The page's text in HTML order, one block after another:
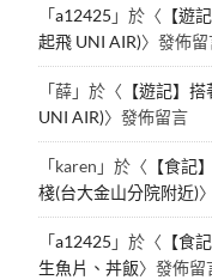
「a12425 」於〈 【遊
起飛 UNI AIR)〉發佈留
「薛」於〈 【遊記】
UNI AIR)〉發佈留言
「karen 」於〈 【食記
棧(台大金山分院附近)
「a12425 」於〈 【食
生魚片、丼飯〉發佈留